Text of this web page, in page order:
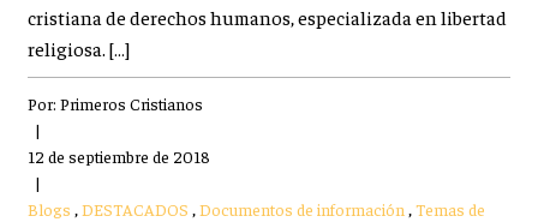
cristiana de derechos humanos, especializada en libertad
religiosa. […]
Por: Primeros Cristianos
|
12 de septiembre de 2018
|
Blogs DESTACADOS Documentos de información Temas de